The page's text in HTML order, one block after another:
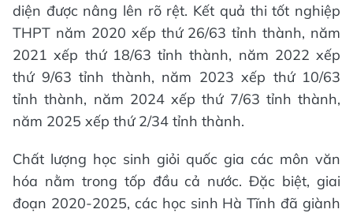
diện được nâng lên rõ rệt. Kết quả thi tốt nghiệp
THPT năm 2020 xếp thứ 26/63 tỉnh thành, năm
2021 xếp thứ 18/63 tỉnh thành, năm 2022 xếp
thứ 9/63 tỉnh thành, năm 2023 xếp thứ 10/63
tỉnh thành, năm 2024 xếp thứ 7/63 tỉnh thành,
năm 2025 xếp thứ 2/34 tỉnh thành.
Chất lượng học sinh giỏi quốc gia các môn văn
hóa nằm trong tốp đầu cả nước. Đặc biệt, giai
đoạn 2020-2025, các học sinh Hà Tĩnh đã giành